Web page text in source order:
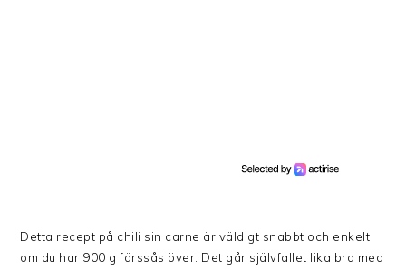
Detta recept på chili sin carne är väldigt snabbt och enkelt
om du har 900 g färssås över. Det går självfallet lika bra med